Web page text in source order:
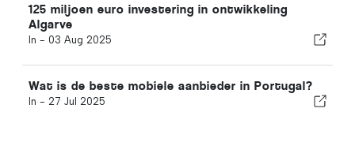
125 miljoen euro investering in ontwikkeling
Algarve
In - 03 Aug 2025
Wat is de beste mobiele aanbieder in Portugal?
In - 27 Jul 2025